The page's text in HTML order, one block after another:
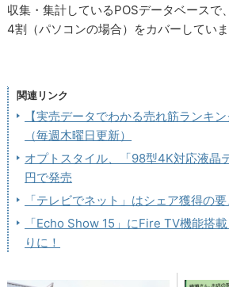
収集・集計しているPOSデータベースで
4割（パソコンの場合）をカバーしていま
関連リンク
【実売データでわかる売れ筋ランキン
（毎週木曜日更新）
オプトスタイル、「98型4K対応液晶
円で発売
「テレビでネット」はシェア獲得の
「Echo Show 15」にFire TV機能搭
りに！